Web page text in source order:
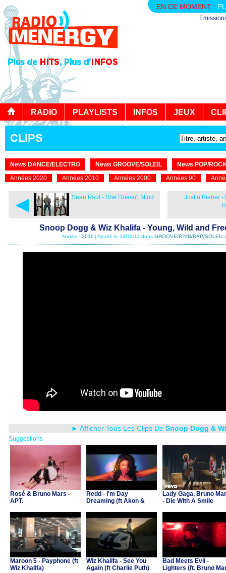
EN CE MOMENT :
RADIO PLAYLISTS INFOS JEUX
CLIPS
News DANCE/ELECTRO News GROOVE/SOLEIL
News POP/
Années 2020
Années 2010 Années 2000 Années 90
◄ Sean Paul - She Doesn't Mind
Justin Bieber -
Snoop Dogg & Wiz Khalifa - Young, Wild and
Année : 2011 | Ajouté le 24/11/11 dans GROOVE/R'N'B/RAP/SOLEIL
► Afficher Tous Les Clips De Snoop Dogg &
Suggestions
Rosé & Bruno Mars -
APT.
Redd - I'm Day
Dreaming (ft Akon &
Lady Gaga, Bruno
- Die With A Smile
Maroon 5 - Payphone (ft
Wiz Khalifa)
Wiz Khalifa - See You
Again (ft Charlie Puth)
Bad Meets Evil -
Lighters (ft. Bruno